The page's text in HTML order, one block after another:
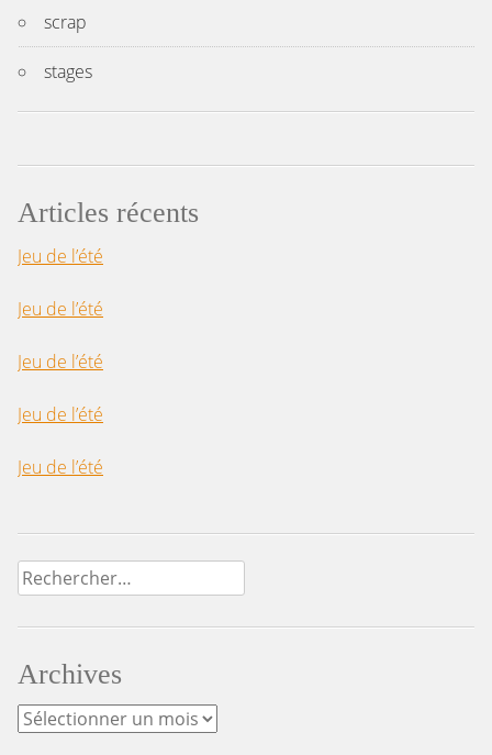
scrap
stages
Articles récents
Jeu de l’été
Jeu de l’été
Jeu de l’été
Jeu de l’été
Jeu de l’été
Rechercher :
Archives
Archives